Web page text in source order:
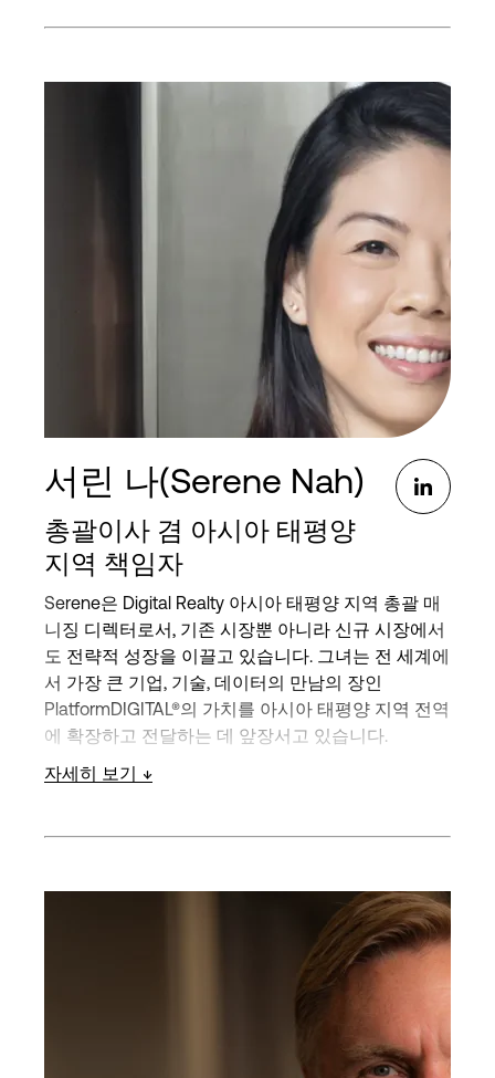
서린 나(Serene Nah)
총괄이사 겸 아시아 태평양
지역 책임자
Serene은 Digital Realty 아시아 태평양 지역 총괄 매
니징 디렉터로서, 기존 시장뿐 아니라 신규 시장에서
도 전략적 성장을 이끌고 있습니다. 그녀는 전 세계에
서 가장 큰 기업, 기술, 데이터의 만남의 장인
PlatformDIGITAL®의 가치를 아시아 태평양 지역 전역
에 확장하고 전달하는 데 앞장서고 있습니다.
Serene은 General Electric, Silverlake Partners, 그리
(CFO) 및 전무이사(Executive Director)로 재직하며
그녀는 재무, 기업 인수합병, 비즈니스 전환 분야에서
탁월한 역량을 갖추고 있으며, Kerry Properties에서
는 재무, 기업 개발, 전략, 운영 전반을 이끌었습니다.
현재 Serene은 Digital Core REIT 이사회 의장을 맡고
시아 태평양 데이터센터 협회(APDCA)의 부회장으로
서, 아태 지역 전반의 데이터센터 정책에 대한 통일된
자세히 보기